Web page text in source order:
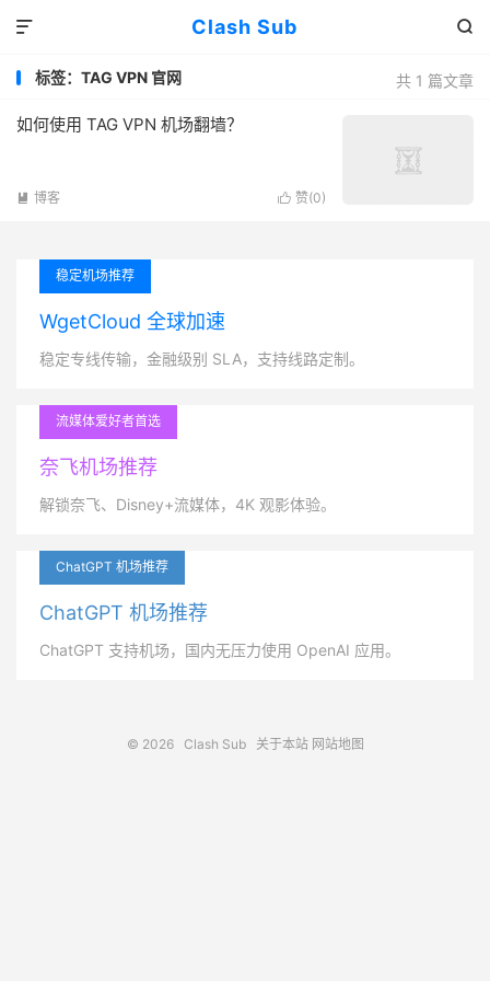
Clash Sub 

共 1 篇文章
标签：TAG VPN 官网
如何使用 TAG VPN 机场翻墙？
 赞(0)
 博客
稳定机场推荐
WgetCloud 全球加速
稳定专线传输，金融级别 SLA，支持线路定制。
流媒体爱好者首选
奈飞机场推荐
解锁奈飞、Disney+流媒体，4K 观影体验。
ChatGPT 机场推荐
ChatGPT 机场推荐
ChatGPT 支持机场，国内无压力使用 OpenAI 应用。
© 2026 Clash Sub 关于本站 网站地图